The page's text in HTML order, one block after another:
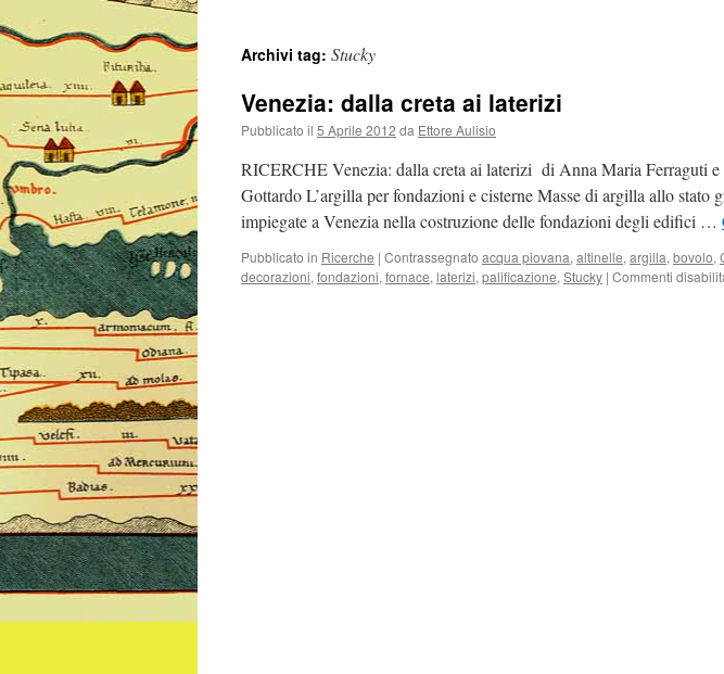
Archivi tag: Stucky
Venezia: dalla creta ai laterizi
Pubblicato il 5 Aprile 2012 da Ettore Aulisio
RICERCHE Venezia: dalla creta ai laterizi di Anna Maria Ferraguti
Gottardo L’argilla per fondazioni e cisterne Masse di argilla allo stato
impiegate a Venezia nella costruzione delle fondazioni degli edifici …
Pubblicato in Ricerche | Contrassegnato acqua piovana, altinelle, argilla, bovolo,
decorazioni, fondazioni, fornace, laterizi, palificazione, Stucky | Commenti